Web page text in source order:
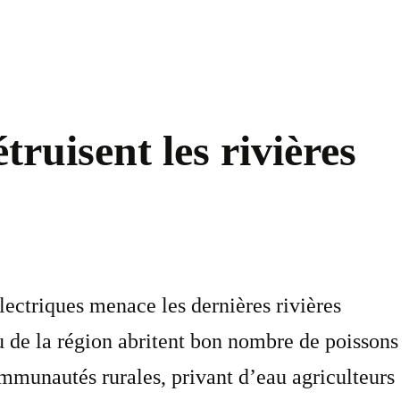
les rivières
menace les dernières rivières
de la région abritent bon nombre de poissons
rurales, privant d’eau agriculteurs